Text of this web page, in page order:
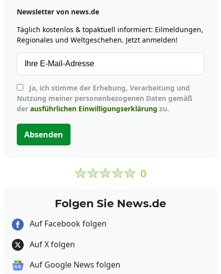
Newsletter von news.de
Täglich kostenlos & topaktuell informiert: Eilmeldungen,
Regionales und Weltgeschehen. Jetzt anmelden!
Nutzung meiner personenbezogenen Daten gemäß
der ausführlichen Einwilligungserklärung zu.
Absenden
0
Folgen Sie News.de
Auf Facebook folgen
Auf X folgen
Auf Google News folgen